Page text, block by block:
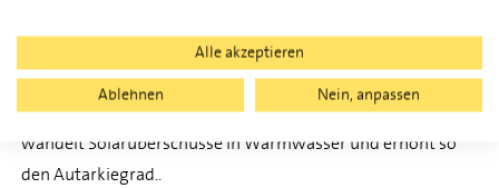
verfügbare Solarenergie an. Diese Thyristor-gesteuerten
Geräte vermeiden Takten und maximieren die
Eigenverbrauchsquote. Die Integration mit Heizstäben
wandelt Solarüberschüsse in Warmwasser und erhöht so
den Autarkiegrad..
Alle akzeptieren
Ablehnen
Nein, anpassen